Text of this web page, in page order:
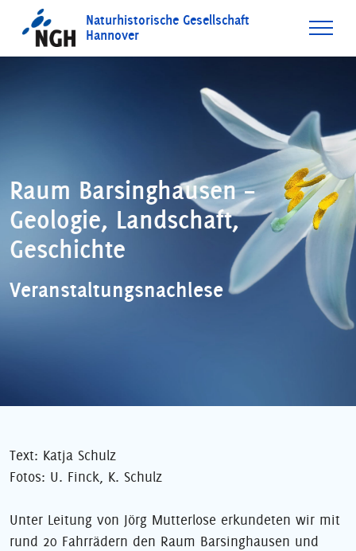
Naturhistorische Gesellschaft
Hannover
Raum Barsinghausen –
Geologie, Landschaft,
Geschichte
Veranstaltungsnachlese
Text: Katja Schulz
Fotos: U. Finck, K. Schulz
Unter Leitung von Jörg Mutterlose erkundeten wir mit
rund 20 Fahrrädern den Raum Barsinghausen und